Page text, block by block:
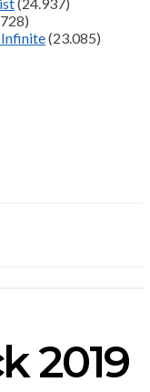
(23.085)
2019